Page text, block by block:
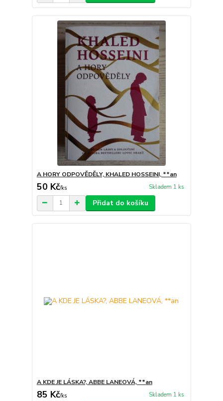
A HORY ODPOVĚDĚLY, KHALED HOSSEINI, **an
50 Kč/ks Skladem 1 ks
Přidat do košíku
A KDE JE LÁSKA?, ABBE LANEOVÁ, **an
85 Kč/ks Skladem 1 ks